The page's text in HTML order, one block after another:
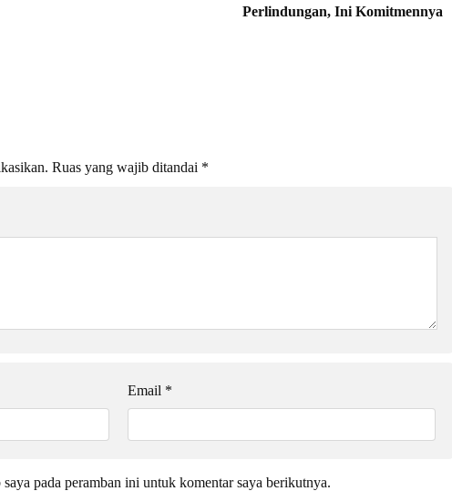
Perlindungan, Ini Komitmennya
Ruas yang wajib ditandai *
Email *
pada peramban ini untuk komentar saya berikutnya.